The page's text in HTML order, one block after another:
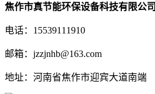
焦作市真节能环保设备科技有限公司
电话：15539111910
邮箱：jzzjnhb@163.com
地址：河南省焦作市迎宾大道南端